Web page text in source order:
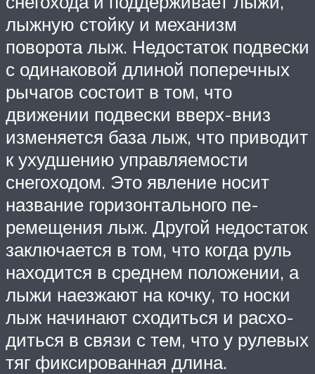
лыжную стойку и меха­низм
поворота лыж. Недостаток подвески
с одинаковой длиной поперечных
рычагов со­стоит в том, что
движении подвески вверх-вниз
изменяется база лыж, что приводит
к ухудшению управляемости
снегоходом. Это явление носит
название горизонтального пе­
ремещения лыж. Другой недостаток
заключается в том, что когда руль
находится в сред­нем положении, а
лыжи наезжают на кочку, то носки
лыж начинают сходиться и расхо­
диться в связи с тем, что у рулевых
тяг фиксированная длина.